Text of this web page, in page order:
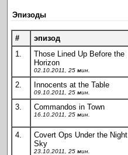
Эпизоды
# эпизод
1.
Those Lined Up Before the
Horizon
02.10.2011, 25 мин.
2. Innocents at the Table
09.10.2011, 25 мин.
3. Commandos in Town
16.10.2011, 25 мин.
4.
Covert Ops Under the Night
Sky
23.10.2011, 25 мин.